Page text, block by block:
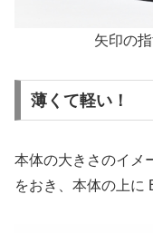
矢印の
薄くて軽い！
本体の大きさのイメ
をおき、本体の上に